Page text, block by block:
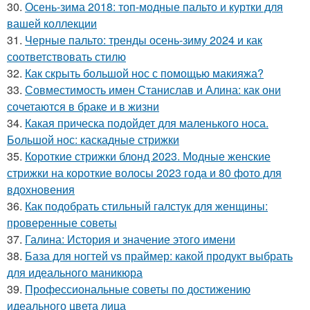
30. Осень-зима 2018: топ-модные пальто и куртки для
вашей коллекции
31. Черные пальто: тренды осень-зиму 2024 и как
соответствовать стилю
32. Как скрыть большой нос с помощью макияжа?
33. Совместимость имен Станислав и Алина: как они
сочетаются в браке и в жизни
34. Какая прическа подойдет для маленького носа.
Большой нос: каскадные стрижки
35. Короткие стрижки блонд 2023. Модные женские
стрижки на короткие волосы 2023 года и 80 фото для
вдохновения
36. Как подобрать стильный галстук для женщины:
проверенные советы
37. Галина: История и значение этого имени
38. База для ногтей vs праймер: какой продукт выбрать
для идеального маникюра
39. Профессиональные советы по достижению
идеального цвета лица